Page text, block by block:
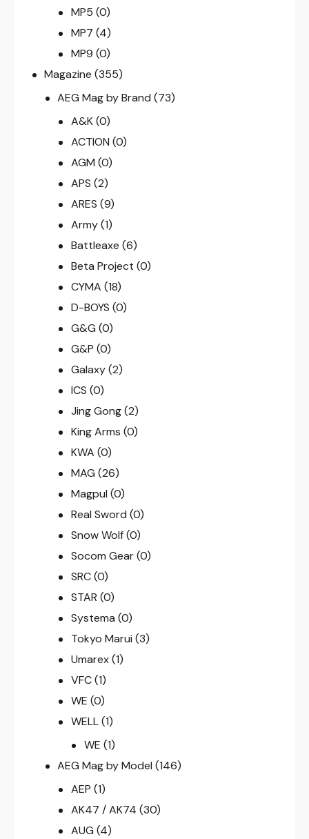
MP5 (0)
MP7 (4)
MP9 (0)
Magazine (355)
AEG Mag by Brand (73)
A&K (0)
ACTION (0)
AGM (0)
APS (2)
ARES (9)
Army (1)
Battleaxe (6)
Beta Project (0)
CYMA (18)
D-BOYS (0)
G&G (0)
G&P (0)
Galaxy (2)
ICS (0)
Jing Gong (2)
King Arms (0)
KWA (0)
MAG (26)
Magpul (0)
Real Sword (0)
Snow Wolf (0)
Socom Gear (0)
SRC (0)
STAR (0)
Systema (0)
Tokyo Marui (3)
Umarex (1)
VFC (1)
WE (0)
WELL (1)
WE (1)
AEG Mag by Model (146)
AEP (1)
AK47 / AK74 (30)
AUG (4)